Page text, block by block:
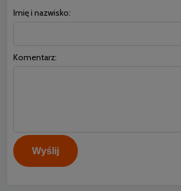
Imię i nazwisko:
Komentarz:
Wyślij